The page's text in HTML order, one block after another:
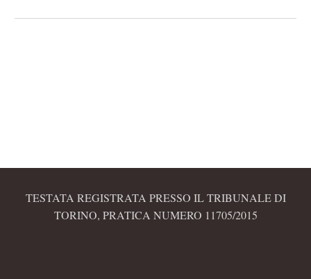
TESTATA REGISTRATA PRESSO IL TRIBUNALE DI
TORINO, PRATICA NUMERO 11705/2015